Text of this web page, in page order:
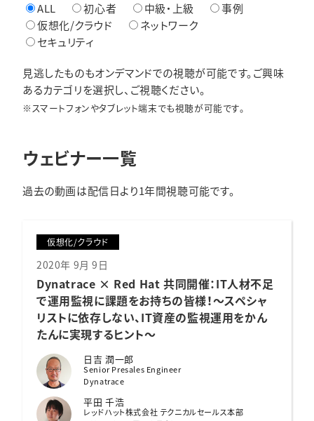
ALL 初心者 中級・上級
事例
仮想化/クラウド
ネットワーク
セキュリティ
見逃したものもオンデマンドでの視聴が可能です。ご興味
あるカテゴリを選択し、ご視聴ください。
※スマートフォンやタブレット端末でも視聴が可能です。
ウェビナー一覧
過去の動画は配信日より1年間視聴可能です。
仮想化/クラウド
2020年 9月 9日
Dynatrace × Red Hat 共同開催：IT人材不足
で運用監視に課題をお持ちの皆様！〜スペシャ
リストに依存しない、IT資産の監視運用をかん
たんに実現するヒント〜
日吉 潤一郎
Senior Presales Engineer
Dynatrace
平田 千浩
レッドハット株式会社 テクニカルセールス本部